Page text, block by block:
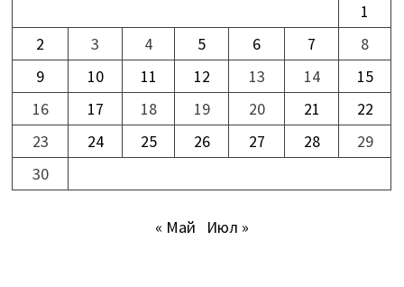
1
2
3 4 5 6 7
8
9
10 11 12 13 14
15
16
17 18 19 20 21
22
23
24 25 26 27 28
29
30
« Май Июл »